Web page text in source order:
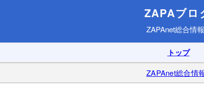
ZAPAブロ
ZAPAnet総合情
トップ
ZAPAnet総合情